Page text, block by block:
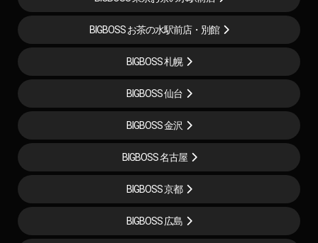
BIGBOSS お茶の水駅前店・別館
BIGBOSS 札幌
BIGBOSS 仙台
BIGBOSS 金沢
BIGBOSS 名古屋
BIGBOSS 京都
BIGBOSS 広島